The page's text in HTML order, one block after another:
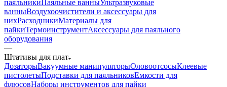
паяльникиПаяльные ванныУльтразвуковые
ванныВоздухоочистители и аксессуары для
нихРасходникиМатериалы для
пайкиТермоинструментАксессуары для паяльного
оборудования
—
Штативы для плат
ДозаторыВакуумные манипуляторыОловоотсосыКлеевые
пистолетыПодставки для паяльниковЕмкости для
флюсовНаборы инструментов для пайки